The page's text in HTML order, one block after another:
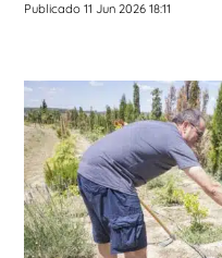
Publicado 11 Jun 2026 18:11